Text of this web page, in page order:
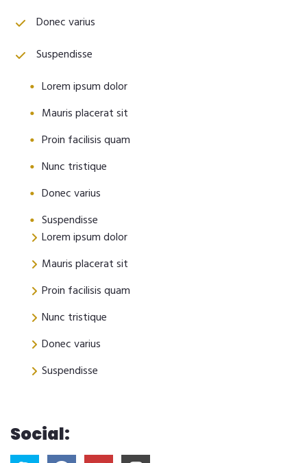
Donec varius
Suspendisse
Lorem ipsum dolor
Mauris placerat sit
Proin facilisis quam
Nunc tristique
Donec varius
Suspendisse
Lorem ipsum dolor
Mauris placerat sit
Proin facilisis quam
Nunc tristique
Donec varius
Suspendisse
Social: